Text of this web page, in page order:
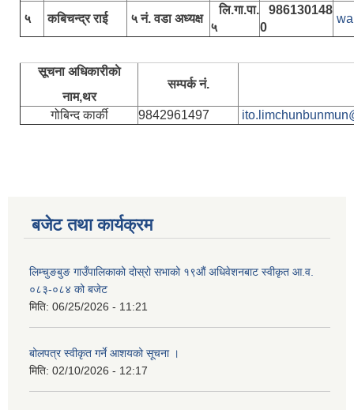
५ कबिचन्द्र राई ५ नं. वडा अध्यक्ष
लि.गा.पा.
५
986130148
0
सूचना अधिकारीकाे
नाम,थर
सम्पर्क नं.
गोबिन्द कार्की 9842961497
बजेट तथा कार्यक्रम
लिम्चुङबुङ गाउँपालिकाको दोस्रो सभाको १९औं अधिवेशनबाट स्वीकृत आ.व.
०८३-०८४ को बजेट
मिति: 06/25/2026 - 11:21
बोलपत्र स्वीकृत गर्ने आशयको सूचना ।
मिति: 02/10/2026 - 12:17